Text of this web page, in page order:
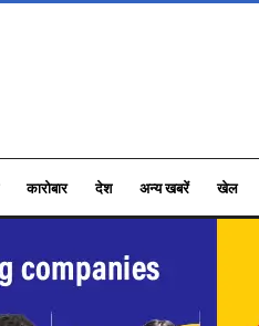
कारोबार देश अन्य खबरें खेल